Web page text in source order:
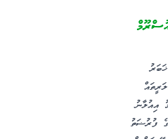
ޚަބަރު
އިއުލާނު
ފުރުޟަތު